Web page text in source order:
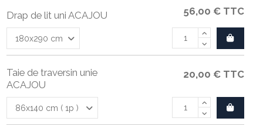
Drap de lit uni ACAJOU 56,00 € TTC
Taie de traversin unie
ACAJOU
20,00 € TTC